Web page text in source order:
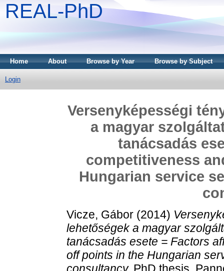
REAL-PhD
Home About Browse by Year Browse by Subject
Login
Versenyképességi
a magyar
tanácsadás
competitiveness
Hungarian service
Vicze, Gábor (2014)
lehetőségek a magyar
tanácsadás esete = Factors
off points in the Hungarian
consultancy. PhD thesis,